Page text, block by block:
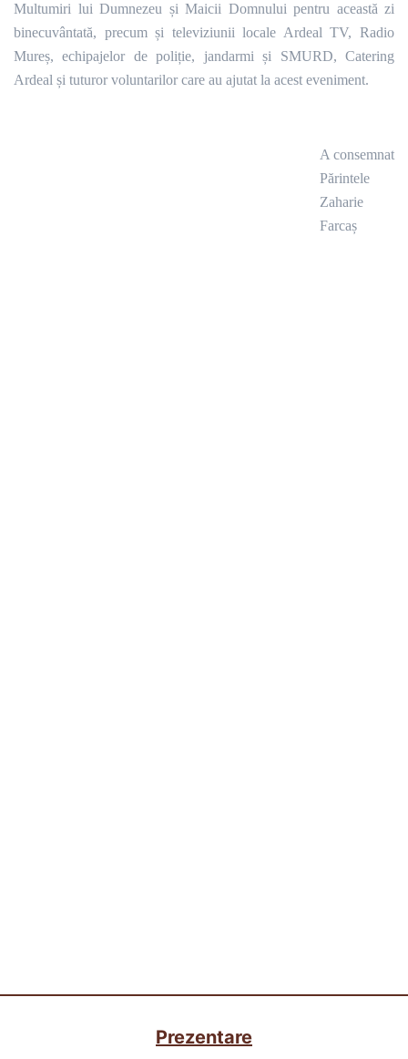
Multumiri lui Dumnezeu și Maicii Domnului pentru această zi
binecuvântată, precum și televiziunii locale Ardeal TV, Radio
Mureș, echipajelor de poliție, jandarmi și SMURD, Catering
Ardeal și tuturor voluntarilor care au ajutat la acest eveniment.
A consemnat
Părintele
Zaharie
Farcaș
Prezentare